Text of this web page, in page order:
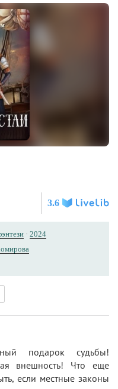
3.6
· 2024
подарок судьбы!
внешность! Что еще
если местные законы